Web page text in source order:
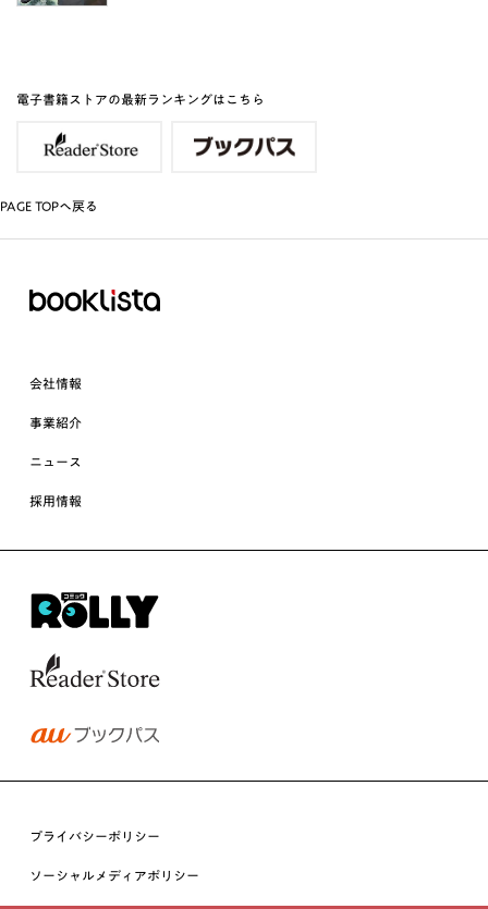
電子書籍ストアの最新ランキングはこちら
PAGE TOPへ戻る
会社情報
事業紹介
ニュース
採用情報
プライバシーポリシー
ソーシャルメディアポリシー